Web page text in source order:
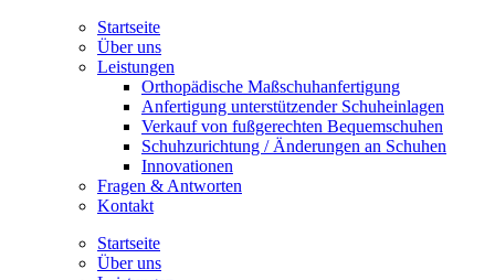
Startseite
Über uns
Leistungen
Orthopädische Maßschuhanfertigung
Anfertigung unterstützender Schuheinlagen
Verkauf von fußgerechten Bequemschuhen
Schuhzurichtung / Änderungen an Schuhen
Innovationen
Fragen & Antworten
Kontakt
Startseite
Über uns